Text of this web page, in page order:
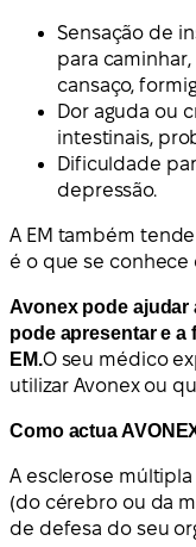
Sensação de
para
cansaço,
Dor aguda ou
intestinais,
Dificuldade
depressão.
A EM também
é o que se conhece
Avonex pode ajudar
pode apresentar e a
EM.O seu médico
utilizar Avonex ou
Como actua
A esclerose múltipla
(do cérebro ou da
de defesa do seu